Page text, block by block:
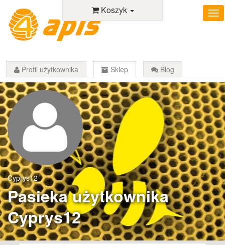
Koszyk
Profil użytkownika Sklep Blog
Cyprys12
Pasieka użytkownika
Cyprys12